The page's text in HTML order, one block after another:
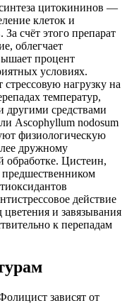
цитокининов —
клеток и
счёт этого препарат
облегчает
процент
условиях.
нагрузку на
температур,
другими средствами
Ascophyllum nodosum
физиологическую
дружному
обработке. Цистеин,
предшественником
действие
и завязывания
к перепадам
зависят от